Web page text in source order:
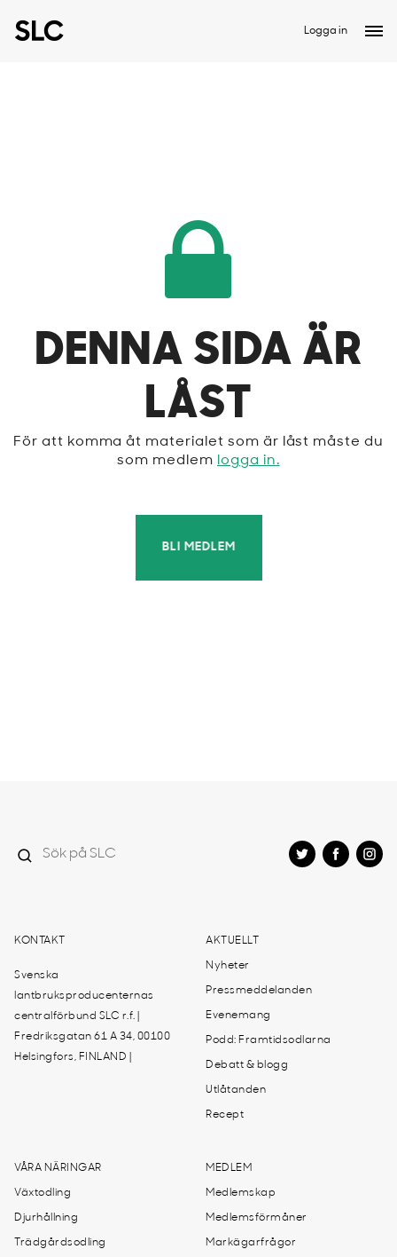
Logga in
DENNA SIDA ÄR
LÅST
För att komma åt materialet som är låst måste du
som medlem logga in.
BLI MEDLEM
KONTAKT
Svenska
lantbruksproducenternas
centralförbund SLC r.f. |
Fredriksgatan 61 A 34, 00100
Helsingfors, FINLAND |
AKTUELLT
Nyheter
Pressmeddelanden
Evenemang
Podd: Framtidsodlarna
Debatt & blogg
Utlåtanden
Recept
VÅRA NÄRINGAR
Växtodling
Djurhållning
Trädgårdsodling
MEDLEM
Medlemskap
Medlemsförmåner
Markägarfrågor